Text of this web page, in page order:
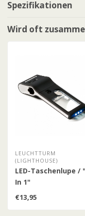
Spezifikationen
Wird oft
LEUCHTTURM
(LIGHTHOUSE)
LED-Taschenlupe /
In 1"
€13,95